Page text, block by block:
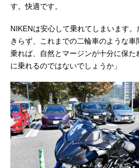
す。快適です。
NIKENは安心して乗れてしまいます
きらず、これまでの二輪車のような車
乗れば、自然とマージンが十分に保た
に乗れるのではないでしょうか」